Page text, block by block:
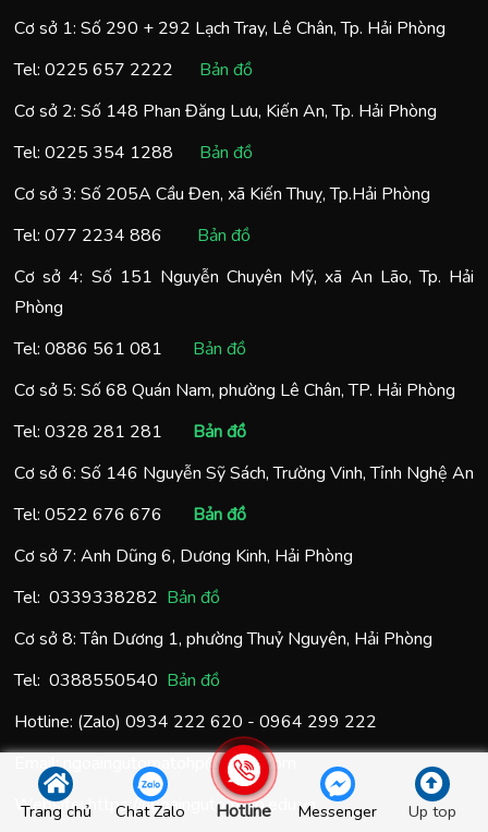
Cơ sở 1: Số 290 + 292 Lạch Tray, Lê Chân, Tp. Hải Phòng
Tel: 0225 657 2222
Bản đồ
Cơ sở 2: Số 148 Phan Đăng Lưu, Kiến An, Tp. Hải Phòng
Tel: 0225 354 1288
Bản đồ
Cơ sở 3: Số 205A Cầu Đen, xã Kiến Thuỵ, Tp.Hải Phòng
Tel: 077 2234 886
Bản đồ
Cơ sở 4: Số 151 Nguyễn Chuyên Mỹ, xã An Lão, Tp. Hải
Phòng
Tel: 0886 561 081
Bản đồ
Cơ sở 5: Số 68 Quán Nam, phường Lê Chân, TP. Hải Phòng
Tel: 0328 281 281
Bản đồ
Cơ sở 6: Số 146 Nguyễn Sỹ Sách, Trường Vinh, Tỉnh Nghệ An
Tel: 0522 676 676
Bản đồ
Cơ sở 7: Anh Dũng 6, Dương Kinh, Hải Phòng
Tel: 0339338282 Bản đồ
Cơ sở 8: Tân Dương 1, phường Thuỷ Nguyên, Hải Phòng
Tel: 0388550540 Bản đồ
Hotline: (Zalo) 0934 222 620 - 0964 299 222
Email:ngoaingutomatohp@gmail.com
Website:https://ngoaingutomato.edu.vn
Trang chủ Chat Zalo Hotline Messenger Up top